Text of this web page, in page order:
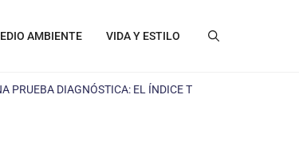
AMBIENTE VIDA Y ESTILO
PRUEBA DIAGNÓSTICA: EL ÍNDICE T